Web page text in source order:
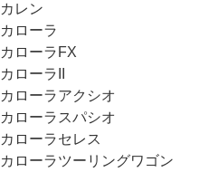
カレン
カローラ
カローラFX
カローラII
カローラアクシオ
カローラスパシオ
カローラセレス
カローラツーリングワゴン